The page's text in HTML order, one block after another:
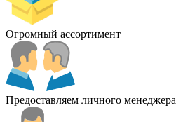
Огромный ассортимент
Предоставляем личного менеджера